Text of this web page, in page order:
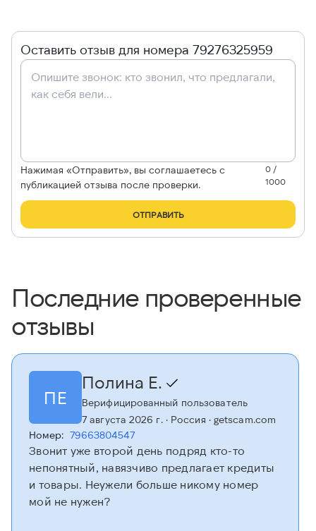
Оставить отзыв для номера 79276325959
Нажимая «Отправить», вы соглашаетесь с
публикацией отзыва после проверки.
0 /
1000
ОТПРАВИТЬ
Последние проверенные
отзывы
ПЕ
Полина Е.
Верифицированный пользователь
7 августа 2026 г.· Россия · getscam.com
Номер: 79663804547
Звонит уже второй день подряд кто-то
непонятный, навязчиво предлагает кредиты
и товары. Неужели больше никому номер
мой не нужен?